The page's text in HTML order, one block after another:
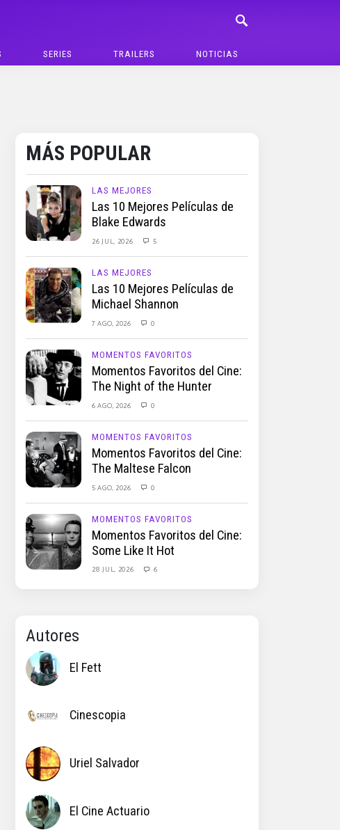
SERIES TRAILERS NOTICIAS
MÁS POPULAR
LAS MEJORES
Las 10 Mejores Películas de
Blake Edwards
26 JUL, 2026 5
LAS MEJORES
Las 10 Mejores Películas de
Michael Shannon
7 AGO, 2026 0
MOMENTOS FAVORITOS
Momentos Favoritos del Cine:
The Night of the Hunter
6 AGO, 2026 0
MOMENTOS FAVORITOS
Momentos Favoritos del Cine:
The Maltese Falcon
5 AGO, 2026 0
MOMENTOS FAVORITOS
Momentos Favoritos del Cine:
Some Like It Hot
28 JUL, 2026 6
Autores
El Fett
Cinescopia
Uriel Salvador
El Cine Actuario